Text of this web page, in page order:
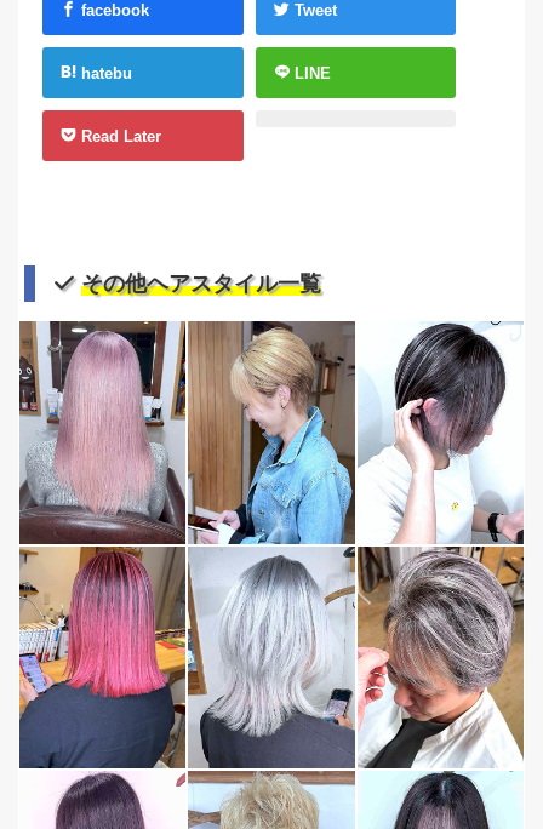
facebook Tweet
hatebu LINE
Read Later
その他ヘアスタイル一覧